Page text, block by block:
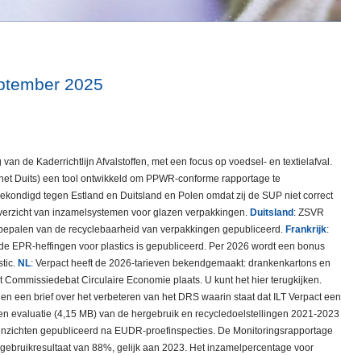
2025
de Kaderrichtlijn Afvalstoffen, met een focus op voedsel- en textielafval.
Duits) een tool ontwikkeld om PPWR-conforme rapportage te
tegen Estland en Duitsland en Polen omdat zij de SUP niet correct
van inzamelsystemen voor glazen verpakkingen. Duitsland : ZSVR
van de recyclebaarheid van verpakkingen gepubliceerd. Frankrijk:
EPR-heffingen voor plastics is gepubliceerd. Per 2026 wordt een bonus
NL: Verpact heeft de 2026-tarieven bekendgemaakt: drankenkartons en
Circulaire Economie plaats. U kunt het hier terugkijken.
een brief over het verbeteren van het DRS waarin staat dat ILT Verpact een
evaluatie (4,15 MB) van de hergebruik en recycledoelstellingen 2021-2023
gepubliceerd na EUDR-proefinspecties. De Monitoringsrapportage
van 88%, gelijk aan 2023. Het inzamelpercentage voor